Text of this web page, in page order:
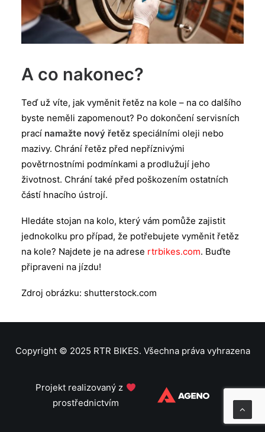
A co nakonec?
Teď už víte, jak vyměnit řetěz na kole – na co dalšího
byste neměli zapomenout? Po dokončení servisních
prací namažte nový řetěz speciálními oleji nebo
mazivy. Chrání řetěz před nepříznivými
povětrnostními podmínkami a prodlužují jeho
životnost. Chrání také před poškozením ostatních
částí hnacího ústrojí.
Hledáte stojan na kolo, který vám pomůže zajistit
jednokolku pro případ, že potřebujete vyměnit řetěz
na kole? Najdete je na adrese rtrbikes.com. Buďte
připraveni na jízdu!
Zdroj obrázku: shutterstock.com
Copyright © 2025 RTR BIKES. Všechna práva vyhrazena
Projekt realizovaný z
prostřednictvím